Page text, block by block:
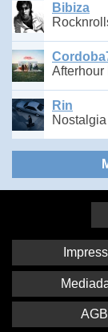
Bibiza
Afterhour
Rin
Nostalgia
AGB